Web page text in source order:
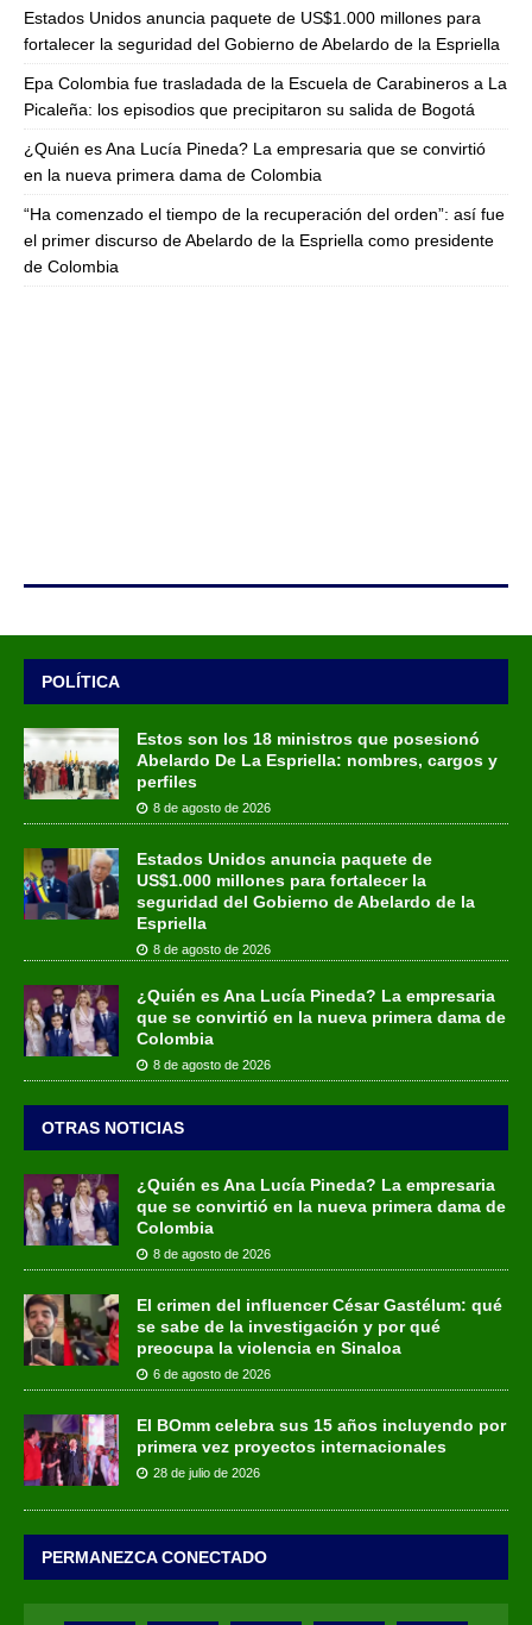
Estados Unidos anuncia paquete de US$1.000 millones para
fortalecer la seguridad del Gobierno de Abelardo de la Espriella
Epa Colombia fue trasladada de la Escuela de Carabineros a La
Picaleña: los episodios que precipitaron su salida de Bogotá
¿Quién es Ana Lucía Pineda? La empresaria que se convirtió
en la nueva primera dama de Colombia
“Ha comenzado el tiempo de la recuperación del orden”: así fue
el primer discurso de Abelardo de la Espriella como presidente
de Colombia
POLÍTICA
Estos son los 18 ministros que posesionó
Abelardo De La Espriella: nombres, cargos y
perfiles
8 de agosto de 2026
Estados Unidos anuncia paquete de
US$1.000 millones para fortalecer la
seguridad del Gobierno de Abelardo de la
Espriella
8 de agosto de 2026
¿Quién es Ana Lucía Pineda? La empresaria
que se convirtió en la nueva primera dama de
Colombia
8 de agosto de 2026
OTRAS NOTICIAS
¿Quién es Ana Lucía Pineda? La empresaria
que se convirtió en la nueva primera dama de
Colombia
8 de agosto de 2026
El crimen del influencer César Gastélum: qué
se sabe de la investigación y por qué
preocupa la violencia en Sinaloa
6 de agosto de 2026
El BOmm celebra sus 15 años incluyendo por
primera vez proyectos internacionales
28 de julio de 2026
PERMANEZCA CONECTADO